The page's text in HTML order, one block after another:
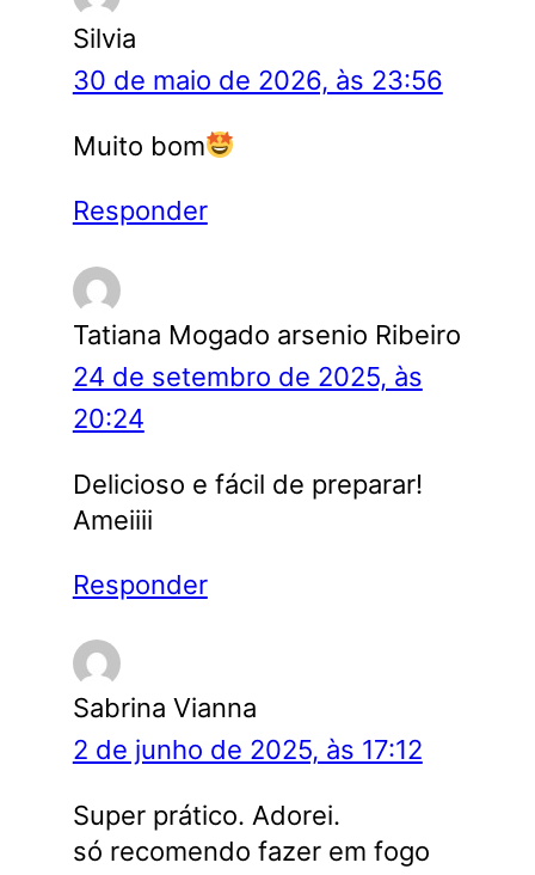
Silvia
30 de maio de 2026, às 23:56
Muito bom
Responder
Tatiana Mogado arsenio Ribeiro
24 de setembro de 2025, às
20:24
Delicioso e fácil de preparar!
Ameiiii
Responder
Sabrina Vianna
2 de junho de 2025, às 17:12
Super prático. Adorei.
só recomendo fazer em fogo